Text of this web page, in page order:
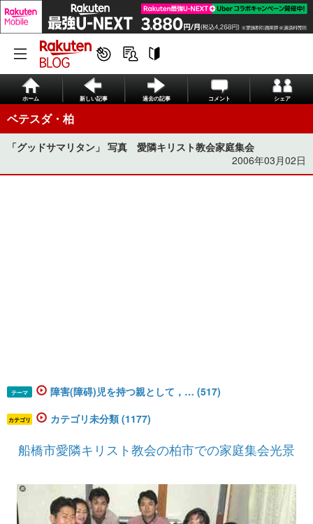
ホーム 新しい記事 過去の記事 コメント シェア
ベテスダ・柏
「グッドサマリタン」 写真 愛隣キリスト教会家庭集会
2006年03月02日
テーマ 障害(障碍)児を持つ親として，… (517)
カテゴリ カテゴリ未分類 (1177)
船橋市愛隣キリスト教会の柏市での家庭集会光景